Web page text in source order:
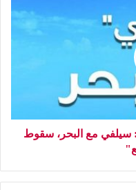
سيلفي مع البحر، سقوط